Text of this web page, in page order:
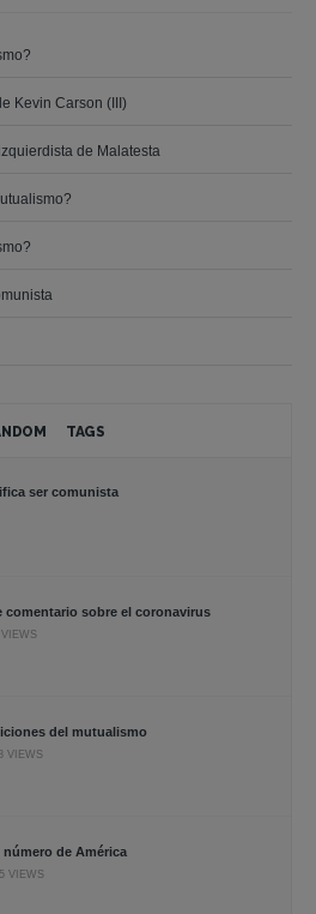
Kevin Carson (III)
de Malatesta
TAGS
ser comunista
comentario sobre el coronavirus
VIEWS
del mutualismo
VIEWS
número de América
VIEWS